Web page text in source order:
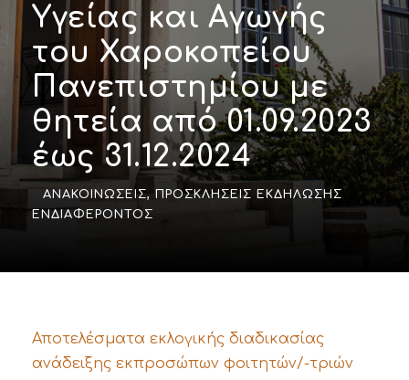
Υγείας και Αγωγής
του Χαροκοπείου
Πανεπιστημίου με
θητεία από 01.09.2023
έως 31.12.2024
ΑΝΑΚΟΙΝΏΣΕΙΣ,
ΠΡΟΣΚΛΉΣΕΙΣ ΕΚΔΉΛΩΣΗΣ
ΕΝΔΙΑΦΈΡΟΝΤΟΣ
Αποτελέσματα εκλογικής διαδικασίας
ανάδειξης εκπροσώπων φοιτητών/-τριών